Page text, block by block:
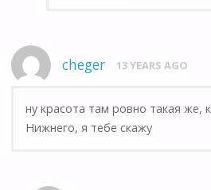
cheger 13 YEARS AGO
ну красота там ровно такая же,
Нижнего, я тебе скажу